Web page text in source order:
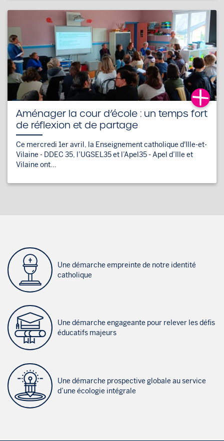
Aménager la cour d’école : un temps fort
de réflexion et de partage
Ce mercredi 1er avril, la Enseignement catholique d'Ille-et-
Vilaine - DDEC 35, l’UGSEL35 et l’Apel35 - Apel d’Ille et
Vilaine ont...
Une démarche empreinte de notre identité
catholique
Une démarche engageante pour relever les défis
éducatifs majeurs
Une démarche prospective globale au service
d’une écologie intégrale